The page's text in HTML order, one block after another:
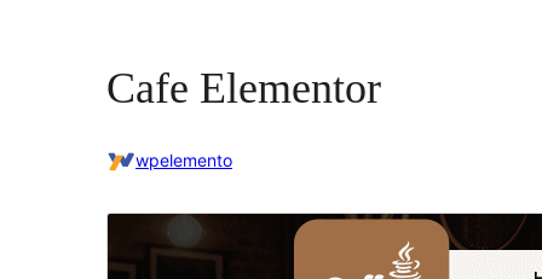
Cafe Elementor
wpelemento